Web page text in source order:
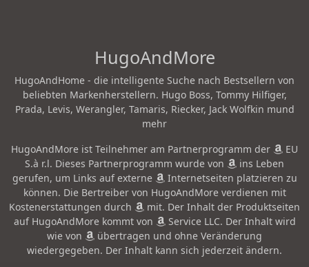
HugoAndMore
HugoAndHome - die intelligente Suche nach Bestsellern von
beliebten Markenherstellern. Hugo Boss, Tommy Hilfiger,
Prada, Levis, Werangler, Tamaris, Riecker, Jack Wolfkin mund
mehr
HugoAndMore ist Teilnehmer am Partnerprogramm der
EU
S.à r.l. Dieses Partnerprogramm wurde von
ins Leben
gerufen, um Links auf externe
Internetseiten platzieren zu
können. Die Bertreiber von HugoAndMore verdienen mit
Kostenerstattungen durch
mit. Der Inhalt der Produktseiten
auf HugoAndMore kommt von
Service LLC. Der Inhalt wird
wie von
übertragen und ohne Veränderung
wiedergegeben. Der Inhalt kann sich jederzeit ändern.